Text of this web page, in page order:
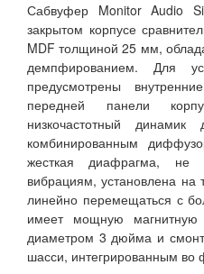
Сабвуфер Monitor Audio
закрытом корпусе
MDF толщиной 25 мм,
демпфированием. Для
предусмотрены
передней панели
низкочастотный
комбинированным
жесткая диафрагма, не
вибрациям, установлена
линейно перемещаться с
имеет мощную магнитную
диаметром 3 дюйма и
шасси, интегрированным во